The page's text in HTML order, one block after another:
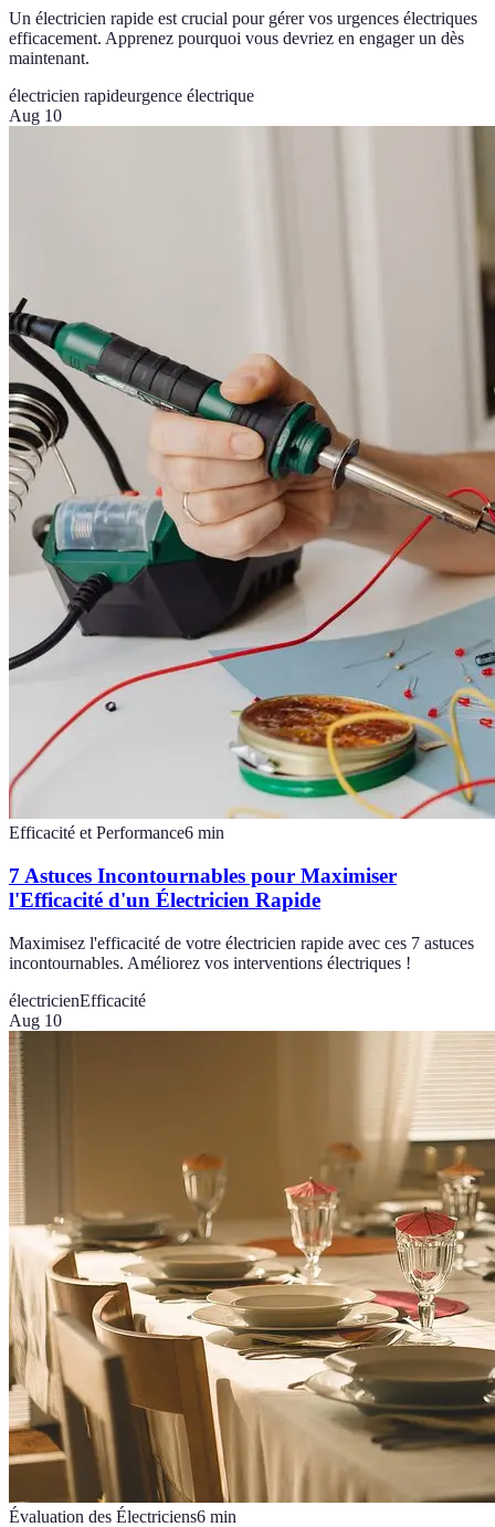
Un électricien rapide est crucial pour gérer vos urgences électriques
efficacement. Apprenez pourquoi vous devriez en engager un dès
maintenant.
électricien rapideurgence électrique
Aug 10
Efficacité et Performance6 min
7 Astuces Incontournables pour Maximiser
l'Efficacité d'un Électricien Rapide
Maximisez l'efficacité de votre électricien rapide avec ces 7 astuces
incontournables. Améliorez vos interventions électriques !
électricienEfficacité
Aug 10
Évaluation des Électriciens6 min